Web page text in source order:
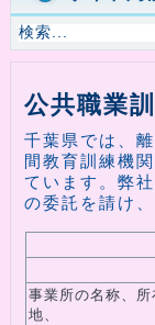
公共職業
千葉県では、
間教育訓練機
ています。弊
の委託を請け
事業所の名称、所
地、